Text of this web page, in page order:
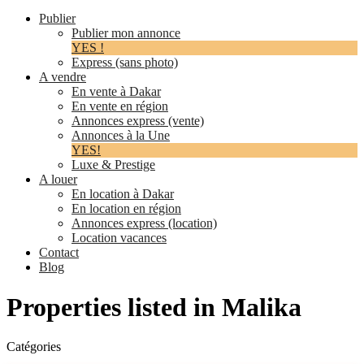
Publier
Publier mon annonce
YES !
Express (sans photo)
A vendre
En vente à Dakar
En vente en région
Annonces express (vente)
Annonces à la Une
YES!
Luxe & Prestige
A louer
En location à Dakar
En location en région
Annonces express (location)
Location vacances
Contact
Blog
Properties listed in Malika
Catégories